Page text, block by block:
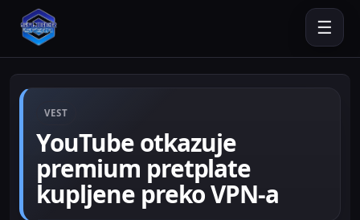
☰
VEST
YouTube otkazuje
premium pretplate
kupljene preko VPN-a